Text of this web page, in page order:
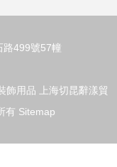
路499號57幢
飾用品
上海切昆辭漾貿
有 Sitemap